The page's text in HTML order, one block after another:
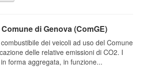
di Genova (ComGE)
dei veicoli ad uso del Comune
delle relative emissioni di CO2. I
forma aggregata, in funzione...